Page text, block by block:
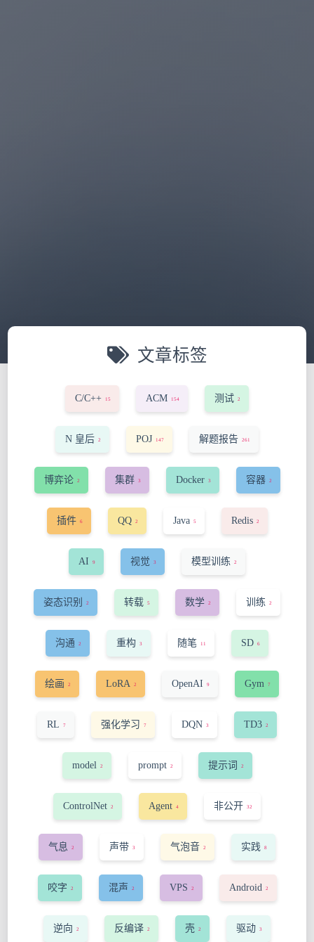
文章标签
C/C++ 15 ACM 154 测试 2
N 皇后 2 POJ 147 解题报告 261
博弈论 2 集群 3 Docker 3 容器 2
插件 6 QQ 2 Java 5 Redis 2
AI 9 视觉 3 模型训练 2
姿态识别 2 转载 5 数学 2 训练 2
沟通 2 重构 3 随笔 11 SD 6
绘画 2 LoRA 2 OpenAI 9 Gym 7
RL 7 强化学习 7 DQN 3 TD3 2
model 2 prompt 2 提示词 2
ControlNet 2 Agent 4 非公开 32
气息 2 声带 3 气泡音 2 实践 8
咬字 2 混声 2 VPS 2 Android 2
逆向 2 反编译 2 壳 2 驱动 3